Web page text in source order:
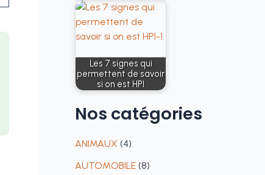
Les 7 signes qui
permettent de savoir
si on est HPI
Nos catégories
ANIMAUX (4)
AUTOMOBILE (8)